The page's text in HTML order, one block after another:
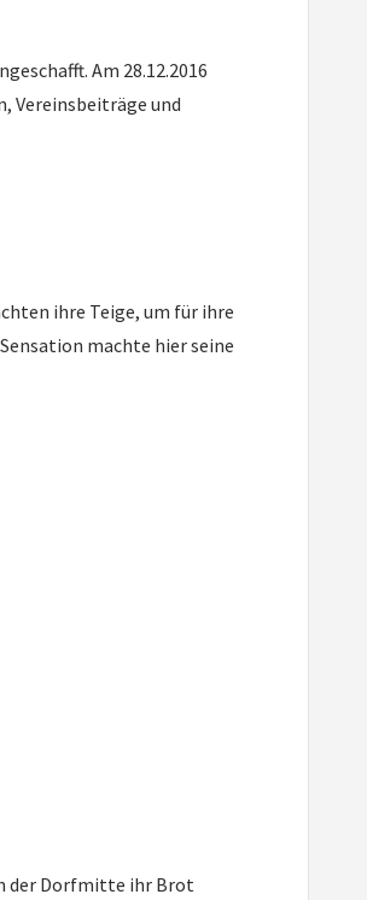
Am 28.12.2016
Vereinsbeiträge und
ihre Teige, um für ihre
machte hier seine
der Dorfmitte ihr Brot